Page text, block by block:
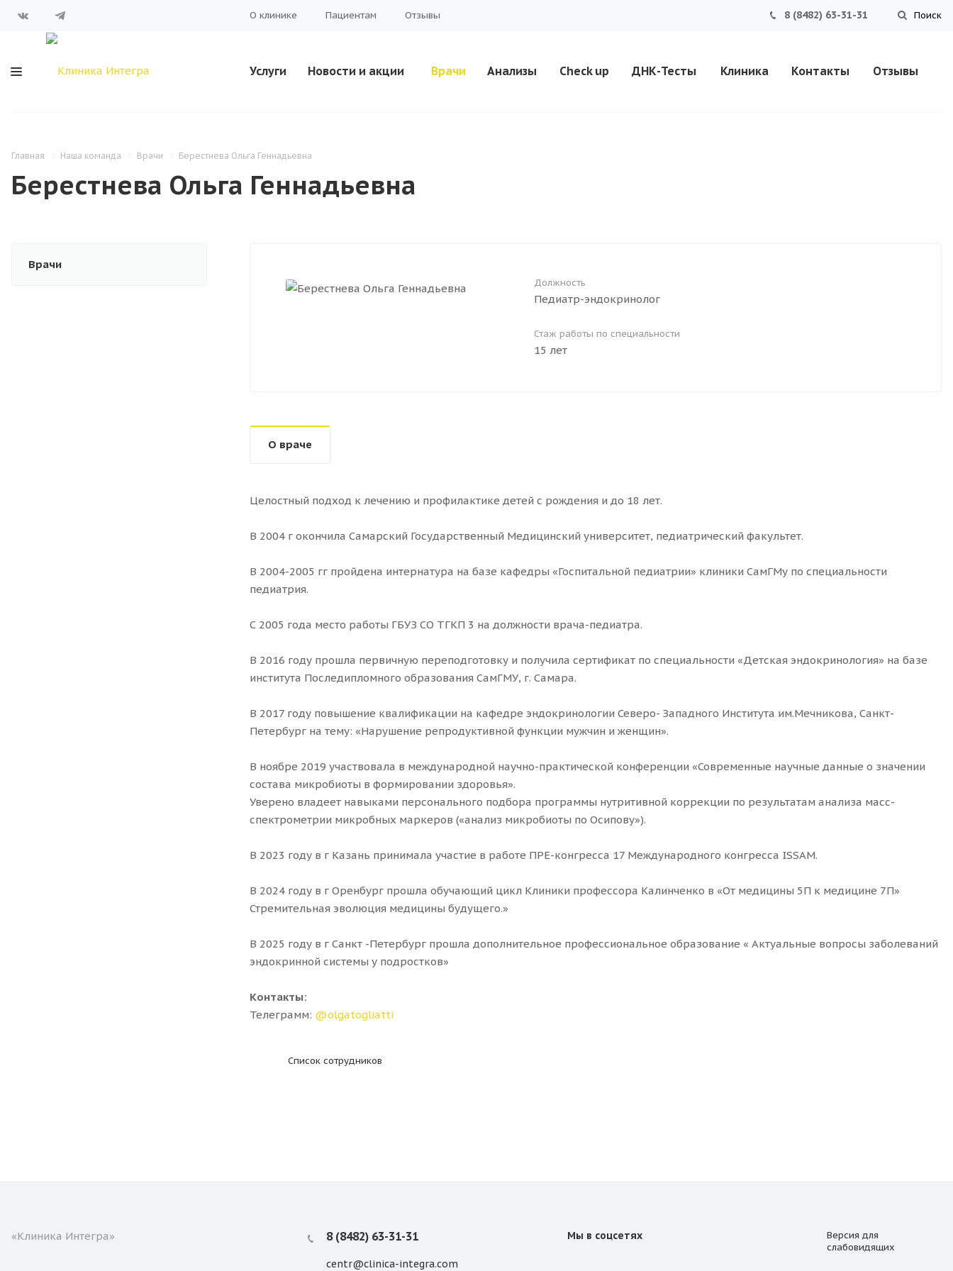
Поиск
О клинике Пациентам Отзывы 8 (8482) 63-31-31
Услуги Новости и акции Врачи Анализы Check up ДНК-Тесты Клиника Контакты Отзывы
Главная Наша команда Врачи Берестнева Ольга Геннадьевна
Берестнева Ольга Геннадьевна
Врачи
Должность
Педиатр-эндокринолог
Стаж работы по специальности
15 лет
О враче
Целостный подход к лечению и профилактике детей с рождения и до 18 лет.
В 2004 г окончила Самарский Государственный Медицинский университет, педиатрический факультет.
В 2004-2005 гг пройдена интернатура на базе кафедры «Госпитальной педиатрии» клиники СамГМу по специальности
педиатрия.
С 2005 года место работы ГБУЗ СО ТГКП 3 на должности врача-педиатра.
В 2016 году прошла первичную переподготовку и получила сертификат по специальности «Детская эндокринология» на базе
института Последипломного образования СамГМУ, г. Самара.
В 2017 году повышение квалификации на кафедре эндокринологии Северо- Западного Института им.Мечникова, Санкт-
Петербург на тему: «Нарушение репродуктивной функции мужчин и женщин».
В ноябре 2019 участвовала в международной научно-практической конференции «Современные научные данные о значении
состава микробиоты в формировании здоровья».
Уверено владеет навыками персонального подбора программы нутритивной коррекции по результатам анализа масс-
спектрометрии микробных маркеров («анализ микробиоты по Осипову»).
В 2023 году в г Казань принимала участие в работе ПРЕ-конгресса 17 Международного конгресса ISSAM.
В 2024 году в г Оренбург прошла обучающий цикл Клиники профессора Калинченко в «От медицины 5П к медицине 7П»
Стремительная эволюция медицины будущего.»
В 2025 году в г Санкт -Петербург прошла дополнительное профессиональное образование « Актуальные вопросы заболеваний
эндокринной системы у подростков»
Контакты:
Телеграмм: @olgatogliatti
Список сотрудников
«Клиника Интегра» 8 (8482) 63-31-31
centr@clinica-integra.com
Мы в соцсетях
Версия для
слабовидящих